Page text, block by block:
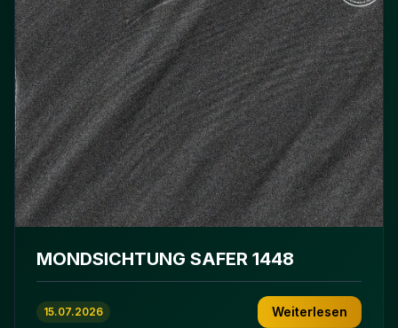
MONDSICHTUNG SAFER 1448
15.07.2026 Weiterlesen